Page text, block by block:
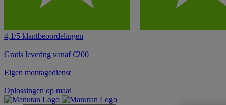
4,1/5 klantbeoordelingen
Gratis levering vanaf €200
Eigen montagedienst
Oplossingen op maat